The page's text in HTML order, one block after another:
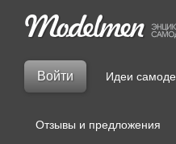
Войти Идеи
Отзывы и предложения